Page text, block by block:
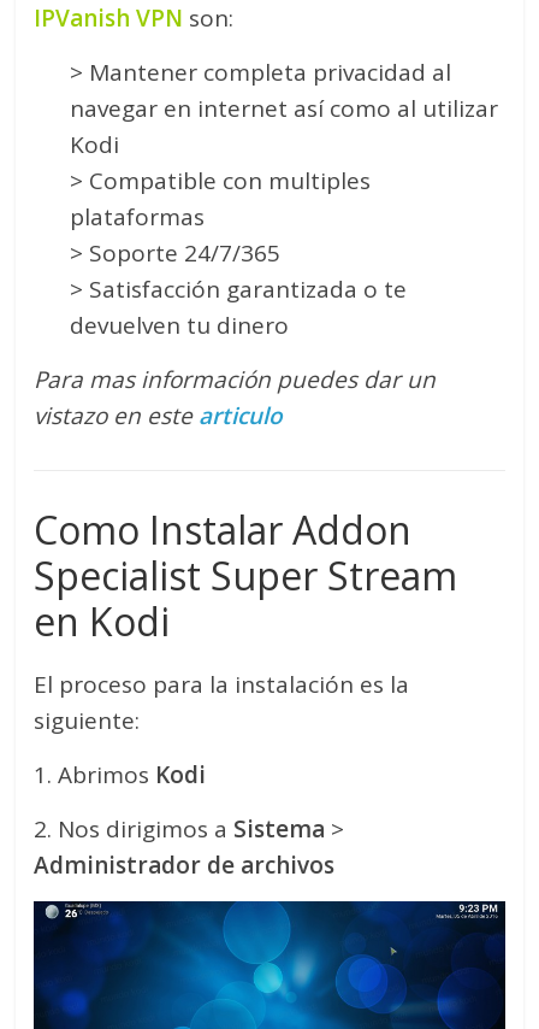
IPVanish VPN son:
> Mantener completa privacidad al
navegar en internet así como al utilizar
Kodi
> Compatible con multiples
plataformas
> Soporte 24/7/365
> Satisfacción garantizada o te
devuelven tu dinero
Para mas información puedes dar un
vistazo en estearticulo
Como Instalar Addon
Specialist Super Stream
en Kodi
El proceso para la instalación es la
siguiente:
1. Abrimos Kodi
2. Nos dirigimos a Sistema >
Administrador de archivos